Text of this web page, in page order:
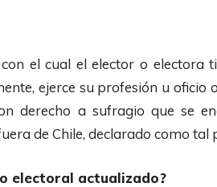
el cual el elector o electora
ejerce su profesión u oficio
derecho a sufragio que se
de Chile, declarado como tal
electoral actualizado?